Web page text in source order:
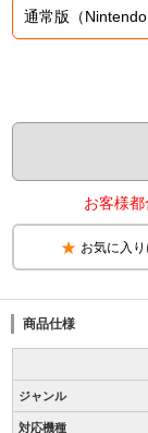
ラブライブ！
ラブライブ！スー
アイドリッシュ
お客様都
お気に入
商品仕様
ジャンル
対応機種